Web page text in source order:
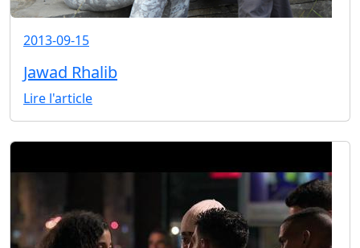
2013-09-15
Jawad Rhalib
Lire l'article